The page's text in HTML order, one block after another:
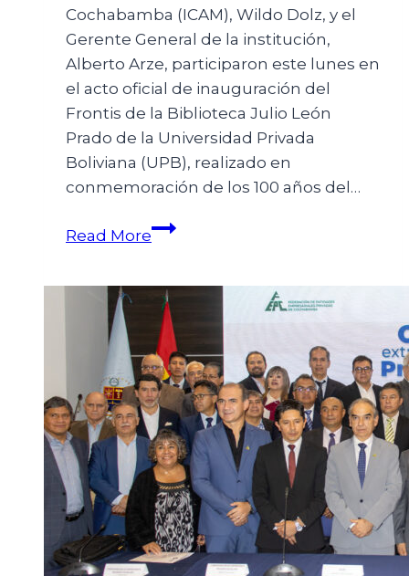
Cochabamba (ICAM), Wildo Dolz, y el
Gerente General de la institución,
Alberto Arze, participaron este lunes en
el acto oficial de inauguración del
Frontis de la Biblioteca Julio León
Prado de la Universidad Privada
Boliviana (UPB), realizado en
conmemoración de los 100 años del…
Read More